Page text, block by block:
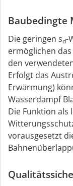
Baubedingte
Die geringen sd-
ermöglichen
den
Erfolgt das
Erwärmung)
Wasserdampf
Die Funktion als
vorausgesetzt